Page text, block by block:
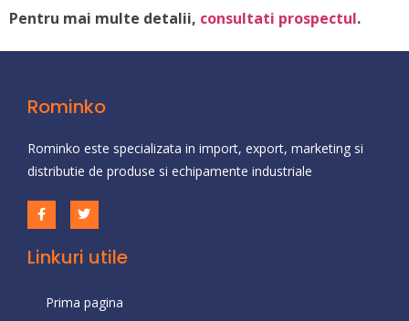
Pentru mai multe detalii, consultati prospectul.
Rominko
Rominko este specializata in import, export, marketing si
distributie de produse si echipamente industriale
Linkuri utile
Prima pagina